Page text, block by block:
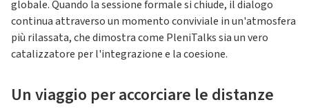
globale. Quando la sessione formale si chiude, il dialogo
continua attraverso un momento conviviale in un'atmosfera
più rilassata, che dimostra come PleniTalks sia un vero
catalizzatore per l'integrazione e la coesione.
Un viaggio per accorciare le distanze